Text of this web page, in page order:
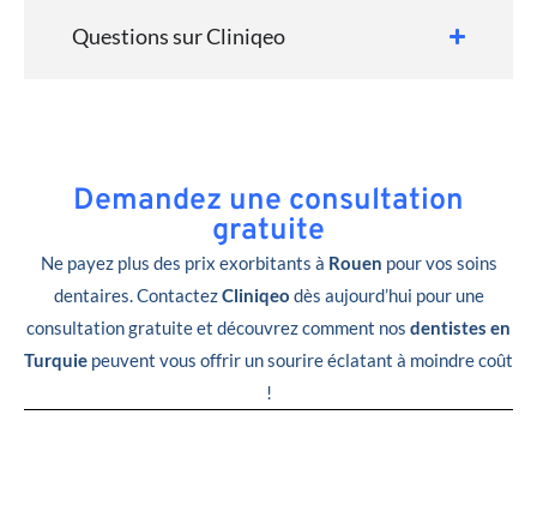
Questions sur Cliniqeo
Demandez une consultation
gratuite
Ne payez plus des prix exorbitants à Rouen pour vos soins
dentaires. ContactezCliniqeo dès aujourd’hui pour une
consultation gratuite et découvrez comment nos dentistes en
Turquie peuvent vous offrir un sourire éclatant à moindre coût
!